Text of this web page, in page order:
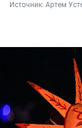
Источник: Артем